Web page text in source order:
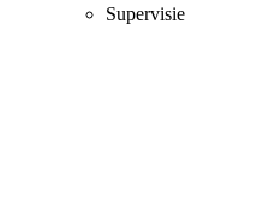
Supervisie